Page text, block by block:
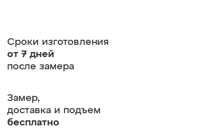
Сроки изготовления
от 7 дней
после замера
Замер,
доставка и подъем
бесплатно